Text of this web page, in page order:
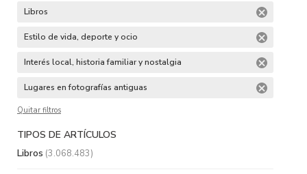
Libros
Estilo de vida, deporte y ocio
Interés local, historia familiar y nostalgia
Lugares en fotografías antiguas
Quitar filtros
TIPOS DE ARTÍCULOS
Libros (3.068.483)